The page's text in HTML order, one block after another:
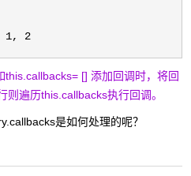
1, 2
[] 添加回调时，将回
遍历this.callbacks执行回调。
是如何处理的呢？